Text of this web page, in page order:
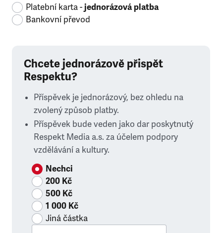
Platební karta -jednorázová platba
Bankovní převod
Chcete jednorázově přispět
Respektu?
Příspěvek je jednorázový, bez ohledu na
zvolený způsob platby.
Příspěvek bude veden jako dar poskytnutý
Respekt Media a.s. za účelem podpory
vzdělávání a kultury.
Nechci
200 Kč
500 Kč
1 000 Kč
Jiná částka